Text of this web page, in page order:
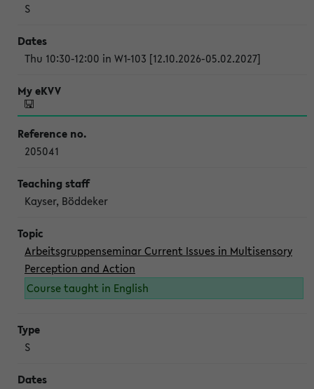
S
Thu 10:30-12:00 in W1-103 [12.10.2026-05.02.2027]
205041
Kayser, Böddeker
Arbeitsgruppenseminar Current Issues in Multisensory
Perception and Action
Course taught in English
S